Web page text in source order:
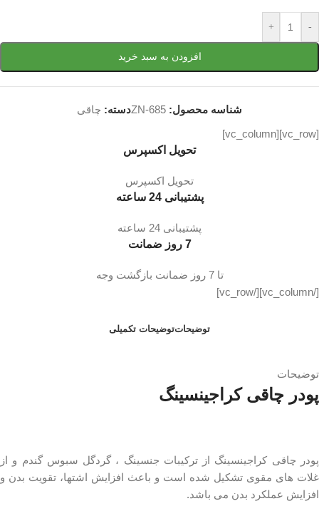
-
+
افزودن به سبد خرید
شناسه محصول: ZN-685دسته: چاقی
[vc_row][vc_column]
تحویل اکسپرس
تحویل اکسپرس
پشتیبانی 24 ساعته
پشتیبانی 24 ساعته
7 روز ضمانت
تا 7 روز ضمانت بازگشت وجه
[/vc_column][/vc_row]
توضیحاتتوضیحات تکمیلی
توضیحات
پودر چاقی کراجینسینگ
پودر چاقی کراجینسینگ از ترکیبات جنسینگ ، گردگل سبوس گندم و از
غلات های مقوی تشکیل شده است و باعث افزایش اشتها، تقویت بدن و
افزایش عملکرد بدن می باشد.